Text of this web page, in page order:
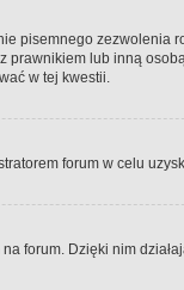
pisemnego zezwolenia
lub inną
w tej kwestii.
forum w celu
forum. Dzięki nim